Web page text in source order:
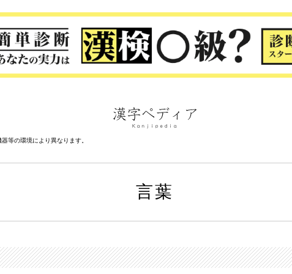
等の環境により異なります。
言葉